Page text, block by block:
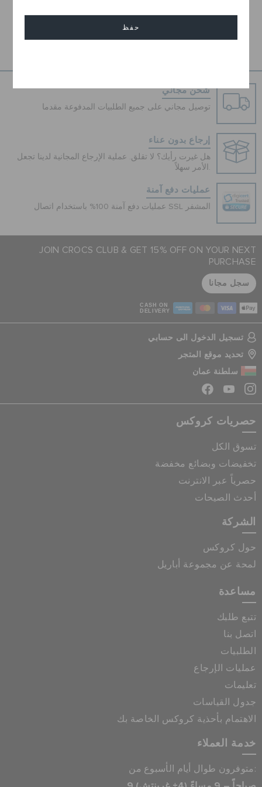
حفظ
اختاري تنسيق الحذاء الرياضيبألوانٍ جذابة مع أي إطلالة بلون محايدٍ آخر
شحن مجاني
توصيل مجاني على جميع الطلبيات المدفوعة مقدما
إرجاع بدون عناء
هل غيرت رأيك؟ لا تقلق. عملية الإرجاع المجانية لدينا تجعل
الأمر سهلاً.
عمليات دفع آمنة
عمليات دفع آمنة 100% باستخدام اتصال SSL المشفر
JOIN CROCS CLUB & GET 15% OFF ON YOUR NEXT
PURCHASE
سجل مجانا
CASH ON
DELIVERY
تسجيل الدخول الى حسابي
تحديد موقع المتجر
سلطنة عمان
حصريات كروكس
تسوق الكل
تخفيضات وبضائع مخفضة
حصرياً عبر الانترنت
أحدث الصيحات
الشركة
حول كروكس
لمحة عن مجموعة أباريل
مساعدة
تتبع طلبك
اتصل بنا
الطلبيات
عمليات الإرجاع
تعليمات
جدول القياسات
الاهتمام بأحذية كروكس الخاصة بك
خدمة العملاء
متوفرون طوال أيام الأسبوع من: